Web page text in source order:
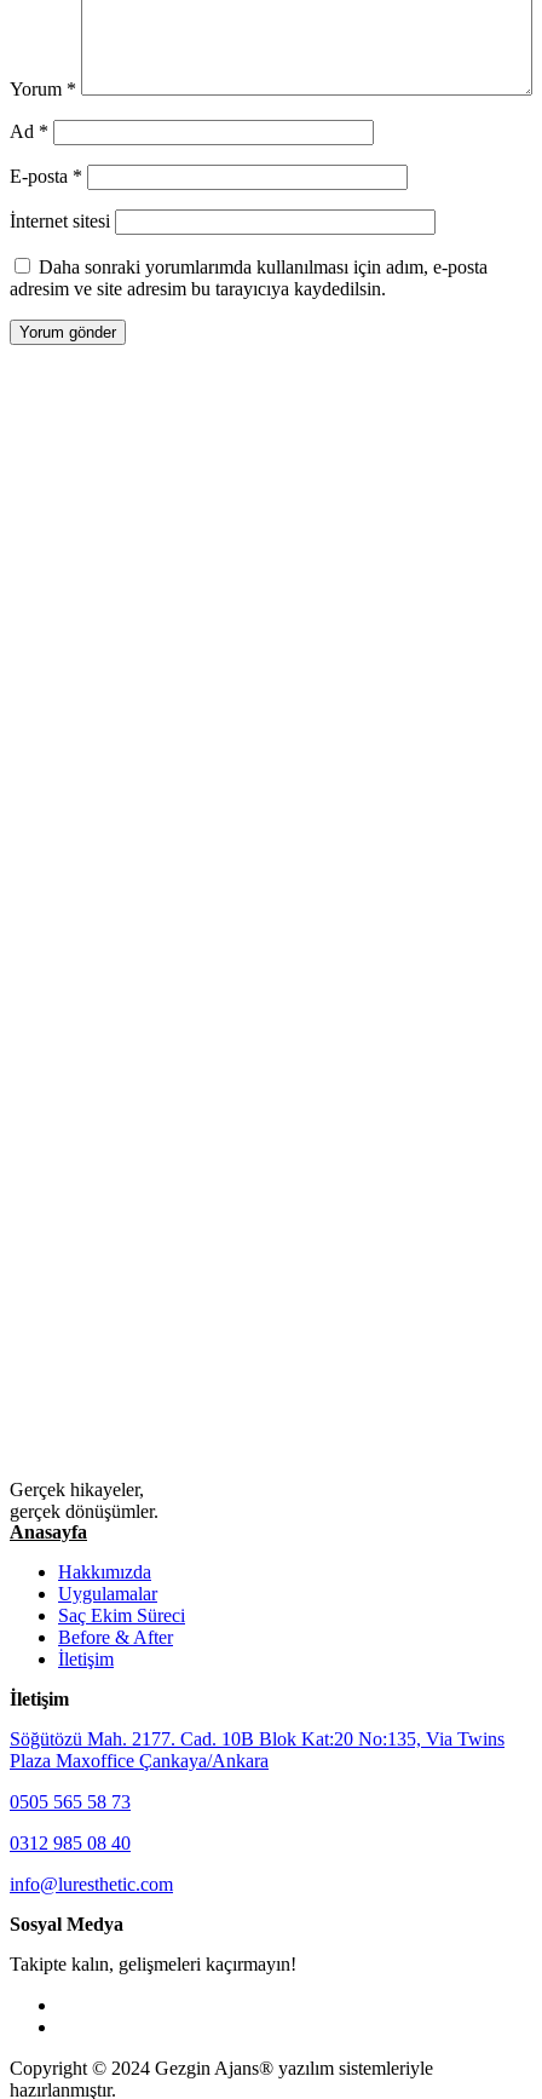
Yorum *
Ad *
E-posta *
İnternet sitesi
Daha sonraki yorumlarımda kullanılması için adım, e-posta
adresim ve site adresim bu tarayıcıya kaydedilsin.
Gerçek hikayeler,
gerçek dönüşümler.
Anasayfa
Hakkımızda
Uygulamalar
Saç Ekim Süreci
Before & After
İletişim
İletişim
Söğütözü Mah. 2177. Cad. 10B Blok Kat:20 No:135, Via Twins
Plaza Maxoffice Çankaya/Ankara
0505 565 58 73
0312 985 08 40
info@luresthetic.com
Sosyal Medya
Takipte kalın, gelişmeleri kaçırmayın!
Copyright © 2024 Gezgin Ajans® yazılım sistemleriyle
hazırlanmıştır.